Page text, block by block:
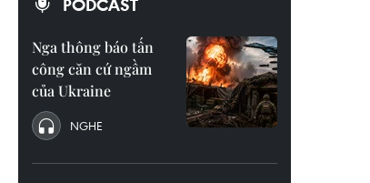
PODCAST
Nga thông báo tấn
công căn cứ ngầm
của Ukraine
NGHE